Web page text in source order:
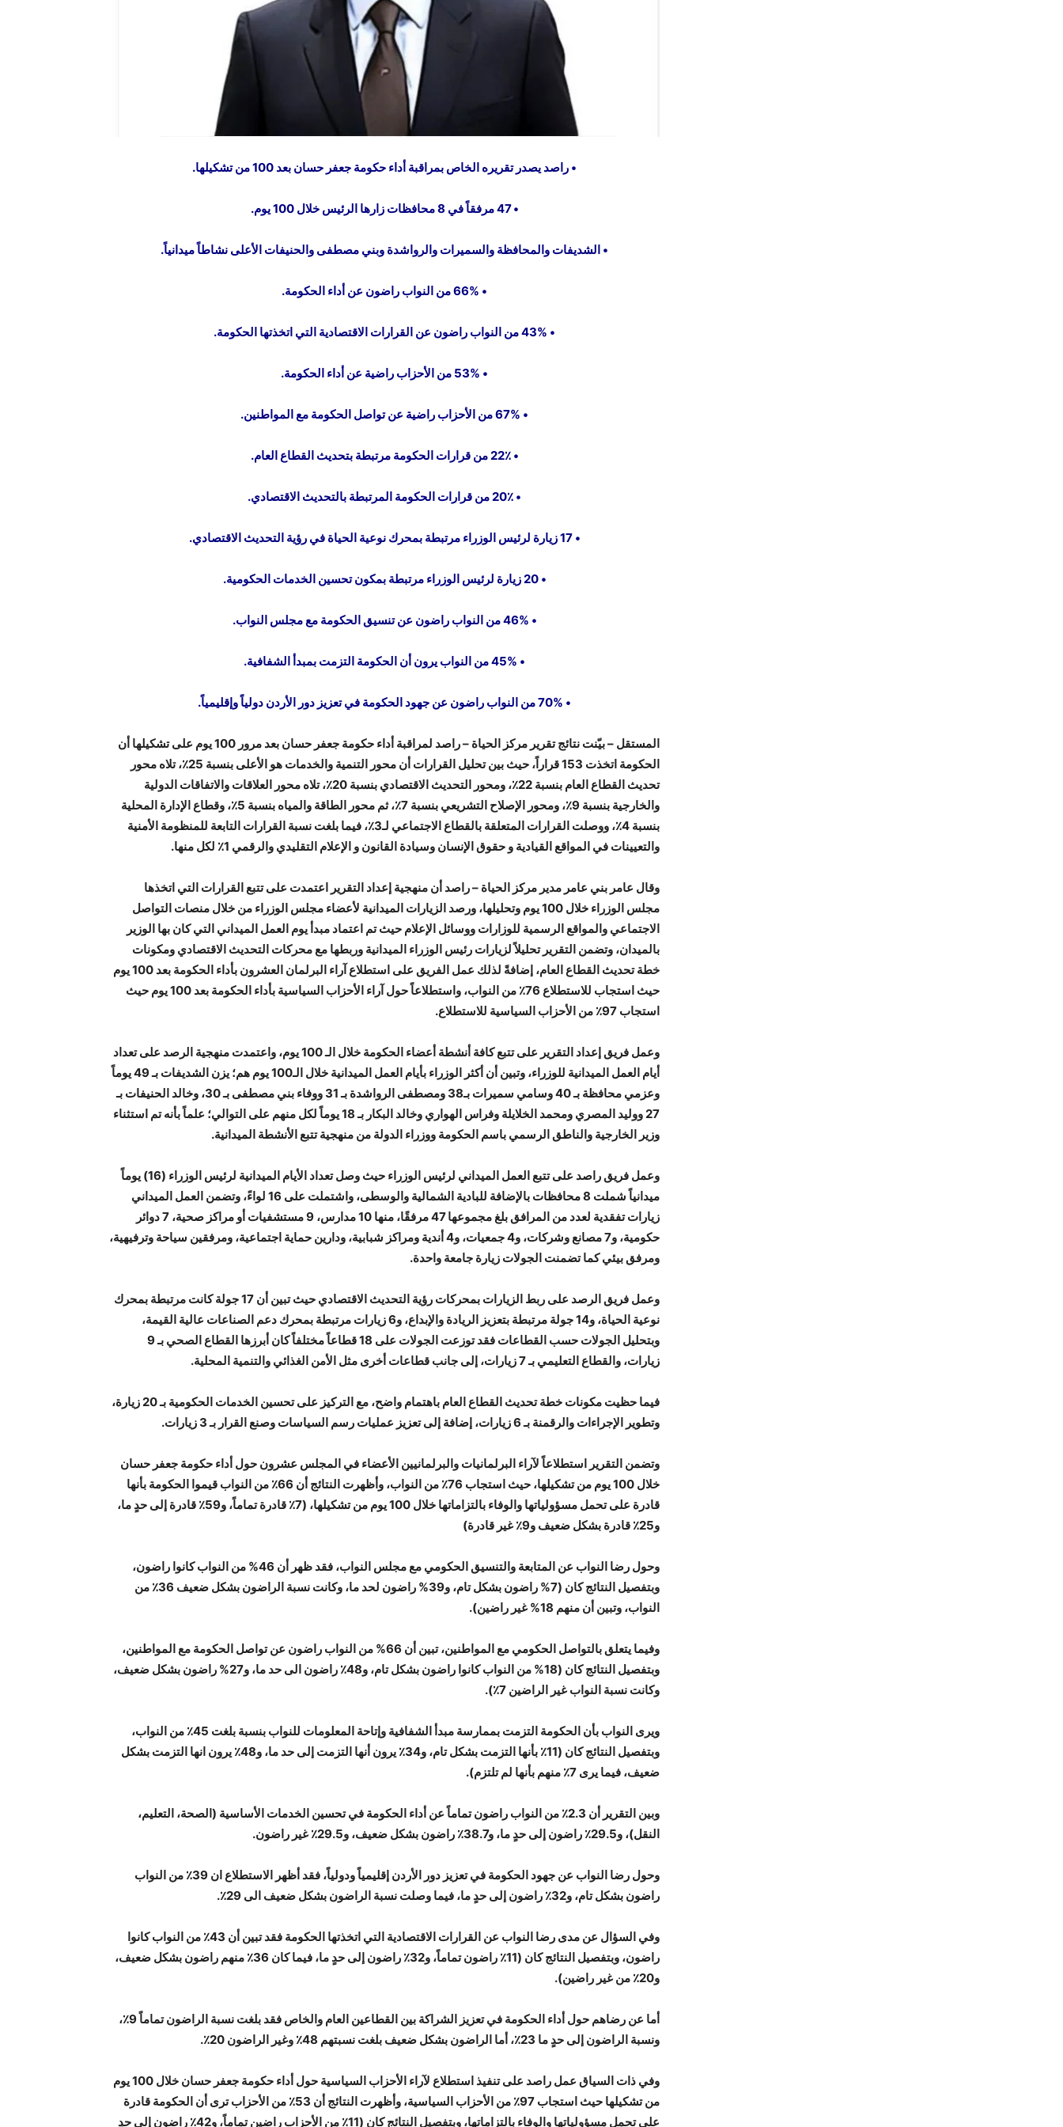
• راصد يصدر تقريره الخاص بمراقبة أداء حكومة جعفر حسان بعد 100 من تشكيلها.
• 47 مرفقاً في 8 محافظات زارها الرئيس خلال 100 يوم.
• الشديفات والمحافظة والسميرات والرواشدة وبني مصطفى والحنيفات الأعلى نشاطاً ميدانياً.
• 66% من النواب راضون عن أداء الحكومة.
• 43% من النواب راضون عن القرارات الاقتصادية التي اتخذتها الحكومة.
• 53% من الأحزاب راضية عن أداء الحكومة.
• 67% من الأحزاب راضية عن تواصل الحكومة مع المواطنين.
• 22٪ من قرارات الحكومة مرتبطة بتحديث القطاع العام.
• 20٪ من قرارات الحكومة المرتبطة بالتحديث الاقتصادي.
• 17 زيارة لرئيس الوزراء مرتبطة بمحرك نوعية الحياة في رؤية التحديث الاقتصادي.
• 20 زيارة لرئيس الوزراء مرتبطة بمكون تحسين الخدمات الحكومية.
• 46% من النواب راضون عن تنسيق الحكومة مع مجلس النواب.
• 45% من النواب يرون أن الحكومة التزمت بمبدأ الشفافية.
• 70% من النواب راضون عن جهود الحكومة في تعزيز دور الأردن دولياً وإقليمياً.
المستقل – بيّنت نتائج تقرير مركز الحياة – راصد لمراقبة أداء حكومة جعفر حسان بعد مرور 100 يوم على تشكيلها أن
الحكومة اتخذت 153 قراراً، حيث بين تحليل القرارات أن محور التنمية والخدمات هو الأعلى بنسبة 25٪، تلاه محور
تحديث القطاع العام بنسبة 22٪، ومحور التحديث الاقتصادي بنسبة 20٪، تلاه محور العلاقات والاتفاقات الدولية
والخارجية بنسبة 9٪، ومحور الإصلاح التشريعي بنسبة 7٪، ثم محور الطاقة والمياه بنسبة 5٪، وقطاع الإدارة المحلية
بنسبة 4٪، ووصلت القرارات المتعلقة بالقطاع الاجتماعي لـ3٪، فيما بلغت نسبة القرارات التابعة للمنظومة الأمنية
والتعيينات في المواقع القيادية و حقوق الإنسان وسيادة القانون و الإعلام التقليدي والرقمي 1٪ لكل منها.
وقال عامر بني عامر مدير مركز الحياة – راصد أن منهجية إعداد التقرير اعتمدت على تتبع القرارات التي اتخذها
مجلس الوزراء خلال 100 يوم وتحليلها، ورصد الزيارات الميدانية لأعضاء مجلس الوزراء من خلال منصات التواصل
الاجتماعي والمواقع الرسمية للوزارات ووسائل الإعلام حيث تم اعتماد مبدأ يوم العمل الميداني التي كان بها الوزير
بالميدان، وتضمن التقرير تحليلاً لزيارات رئيس الوزراء الميدانية وربطها مع محركات التحديث الاقتصادي ومكونات
خطة تحديث القطاع العام، إضافةً لذلك عمل الفريق على استطلاع آراء البرلمان العشرون بأداء الحكومة بعد 100 يوم
حيث استجاب للاستطلاع 76٪ من النواب، واستطلاعاً حول آراء الأحزاب السياسية بأداء الحكومة بعد 100 يوم حيث
استجاب 97٪ من الأحزاب السياسية للاستطلاع.
وعمل فريق إعداد التقرير على تتبع كافة أنشطة أعضاء الحكومة خلال الـ 100 يوم، واعتمدت منهجية الرصد على تعداد
أيام العمل الميدانية للوزراء، وتبين أن أكثر الوزراء بأيام العمل الميدانية خلال الـ100 يوم هم؛ يزن الشديفات بـ 49 يوماً
وعزمي محافظة بـ 40 وسامي سميرات بـ38 ومصطفى الرواشدة بـ 31 ووفاء بني مصطفى بـ 30، وخالد الحنيفات بـ
27 ووليد المصري ومحمد الخلايلة وفراس الهواري وخالد البكار بـ 18 يوماً لكل منهم على التوالي؛ علماً بأنه تم استثناء
وزير الخارجية والناطق الرسمي باسم الحكومة ووزراء الدولة من منهجية تتبع الأنشطة الميدانية.
وعمل فريق راصد على تتبع العمل الميداني لرئيس الوزراء حيث وصل تعداد الأيام الميدانية لرئيس الوزراء (16) يوماً
ميدانياً شملت 8 محافظات بالإضافة للبادية الشمالية والوسطى، واشتملت على 16 لواءً، وتضمن العمل الميداني
زيارات تفقدية لعدد من المرافق بلغ مجموعها 47 مرفقًا، منها 10 مدارس، 9 مستشفيات أو مراكز صحية، 7 دوائر
حكومية، و7 مصانع وشركات، و4 جمعيات، و4 أندية ومراكز شبابية، ودارين حماية اجتماعية، ومرفقين سياحة وترفيهية،
ومرفق بيئي كما تضمنت الجولات زيارة جامعة واحدة.
وعمل فريق الرصد على ربط الزيارات بمحركات رؤية التحديث الاقتصادي حيث تبين أن 17 جولة كانت مرتبطة بمحرك
نوعية الحياة، و14 جولة مرتبطة بتعزيز الريادة والإبداع، و6 زيارات مرتبطة بمحرك دعم الصناعات عالية القيمة،
وبتحليل الجولات حسب القطاعات فقد توزعت الجولات على 18 قطاعاً مختلفاً كان أبرزها القطاع الصحي بـ 9
زيارات، والقطاع التعليمي بـ 7 زيارات، إلى جانب قطاعات أخرى مثل الأمن الغذائي والتنمية المحلية.
فيما حظيت مكونات خطة تحديث القطاع العام باهتمام واضح، مع التركيز على تحسين الخدمات الحكومية بـ 20 زيارة،
وتطوير الإجراءات والرقمنة بـ 6 زيارات، إضافة إلى تعزيز عمليات رسم السياسات وصنع القرار بـ 3 زيارات.
وتضمن التقرير استطلاعاً لآراء البرلمانيات والبرلمانيين الأعضاء في المجلس عشرون حول أداء حكومة جعفر حسان
خلال 100 يوم من تشكيلها، حيث استجاب 76٪ من النواب، وأظهرت النتائج أن 66٪ من النواب قيموا الحكومة بأنها
قادرة على تحمل مسؤولياتها والوفاء بالتزاماتها خلال 100 يوم من تشكيلها، (7٪ قادرة تماماً، و59٪ قادرة إلى حدٍ ما،
و25٪ قادرة بشكل ضعيف و9٪ غير قادرة)
وحول رضا النواب عن المتابعة والتنسيق الحكومي مع مجلس النواب، فقد ظهر أن 46% من النواب كانوا راضون،
وبتفصيل النتائج كان (7% راضون بشكل تام، و39% راضون لحد ما، وكانت نسبة الراضون بشكل ضعيف 36٪ من
النواب، وتبين أن منهم 18% غير راضين).
وفيما يتعلق بالتواصل الحكومي مع المواطنين، تبين أن 66% من النواب راضون عن تواصل الحكومة مع المواطنين،
وبتفصيل النتائج كان (18% من النواب كانوا راضون بشكل تام، و48٪ راضون الى حد ما، و27% راضون بشكل ضعيف،
وكانت نسبة النواب غير الراضين 7٪).
ويرى النواب بأن الحكومة التزمت بممارسة مبدأ الشفافية وإتاحة المعلومات للنواب بنسبة بلغت 45٪ من النواب،
وبتفصيل النتائج كان (11٪ بأنها التزمت بشكل تام، و34٪ يرون أنها التزمت إلى حد ما، و48٪ يرون انها التزمت بشكل
ضعيف، فيما يرى 7٪ منهم بأنها لم تلتزم).
وبين التقرير أن 2.3٪ من النواب راضون تماماً عن أداء الحكومة في تحسين الخدمات الأساسية (الصحة، التعليم،
النقل)، و29.5٪ راضون إلى حدٍ ما، و38.7٪ راضون بشكل ضعيف، و29.5٪ غير راضون.
وحول رضا النواب عن جهود الحكومة في تعزيز دور الأردن إقليمياً ودولياً، فقد أظهر الاستطلاع ان 39٪ من النواب
راضون بشكل تام، و32٪ راضون إلى حدٍ ما، فيما وصلت نسبة الراضون بشكل ضعيف الى 29٪.
وفي السؤال عن مدى رضا النواب عن القرارات الاقتصادية التي اتخذتها الحكومة فقد تبين أن 43٪ من النواب كانوا
راضون، وبتفصيل النتائج كان (11٪ راضون تماماً، و32٪ راضون إلى حدٍ ما، فيما كان 36٪ منهم راضون بشكل ضعيف،
و20٪ من غير راضين).
أما عن رضاهم حول أداء الحكومة في تعزيز الشراكة بين القطاعين العام والخاص فقد بلغت نسبة الراضون تماماً 9٪،
ونسبة الراضون إلى حدٍ ما 23٪، أما الراضون بشكل ضعيف بلغت نسبتهم 48٪ وغير الراضون 20٪.
وفي ذات السياق عمل راصد على تنفيذ استطلاع لآراء الأحزاب السياسية حول أداء حكومة جعفر حسان خلال 100 يوم
من تشكيلها حيث استجاب 97٪ من الأحزاب السياسية، وأظهرت النتائج أن 53٪ من الأحزاب ترى أن الحكومة قادرة
على تحمل مسؤولياتها والوفاء بالتزاماتها، وبتفصيل النتائج كان (11٪ من الأحزاب راضين تماماً، و42٪ راضون إلى حدٍ